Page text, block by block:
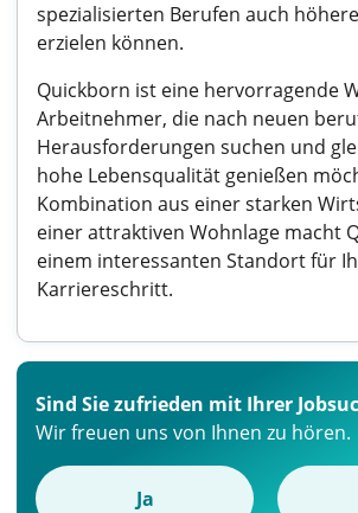
spezialisierten Berufen auch
erzielen können.
Quickborn ist eine hervorragende
Arbeitnehmer, die nach neuen
Herausforderungen suchen und
hohe Lebensqualität genießen
Kombination aus einer starken
einer attraktiven Wohnlage macht
einem interessanten Standort für
Karriereschritt.
Sind Sie zufrieden mit Ihrer
Wir freuen uns von Ihnen zu hören.
Ja